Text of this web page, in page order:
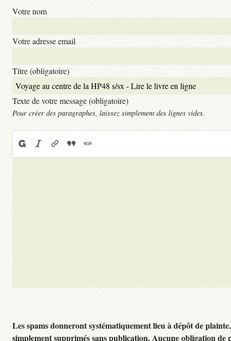
Votre nom
Votre adresse email
Titre (obligatoire)
Texte de votre message (obligatoire)
Pour créer des paragraphes, laissez simplement des lignes vides.
Les spams donneront systématiquement lieu à dépôt de
simplement supprimés sans publication. Aucune obligation